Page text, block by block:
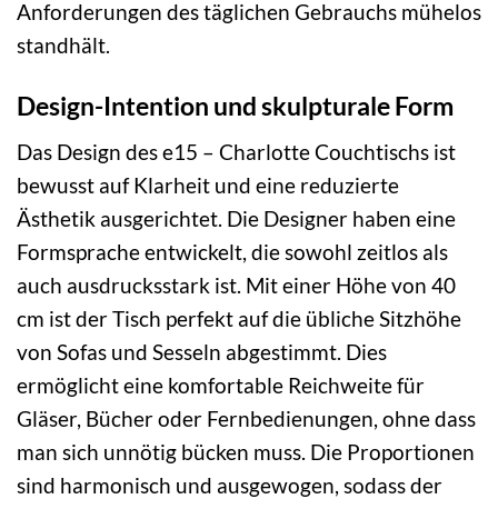
Anforderungen des täglichen Gebrauchs mühelos
standhält.
Design-Intention und skulpturale Form
Das Design des e15 – Charlotte Couchtischs ist
bewusst auf Klarheit und eine reduzierte
Ästhetik ausgerichtet. Die Designer haben eine
Formsprache entwickelt, die sowohl zeitlos als
auch ausdrucksstark ist. Mit einer Höhe von 40
cm ist der Tisch perfekt auf die übliche Sitzhöhe
von Sofas und Sesseln abgestimmt. Dies
ermöglicht eine komfortable Reichweite für
Gläser, Bücher oder Fernbedienungen, ohne dass
man sich unnötig bücken muss. Die Proportionen
sind harmonisch und ausgewogen, sodass der